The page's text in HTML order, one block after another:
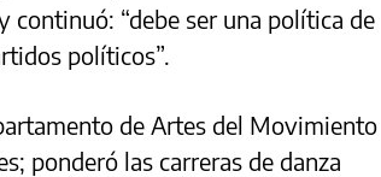
continuó: “debe ser una política de
políticos”.
de Artes del Movimiento
ponderó las carreras de danza